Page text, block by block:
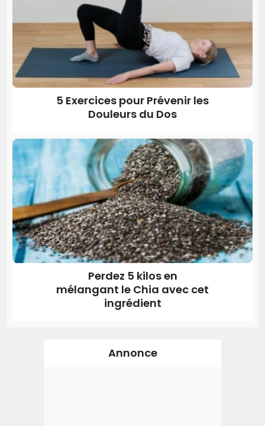
5 Exercices pour Prévenir les
Douleurs du Dos
Perdez 5 kilos en
mélangant le Chia avec cet
ingrédient
Annonce